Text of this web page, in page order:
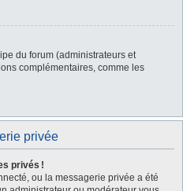
du forum (administrateurs et
complémentaires, comme les
privée
privés !
ou la messagerie privée a été